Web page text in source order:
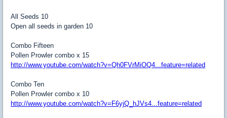
All Seeds 10
Open all seeds in garden 10
Combo Fifteen
Pollen Prowler combo x 15
http://www.youtube.com/watch?v=Qh0FVrMiOQ4...feature=related
Combo Ten
Pollen Prowler combo x 10
http://www.youtube.com/watch?v=F6yjQ_hJVs4...feature=related